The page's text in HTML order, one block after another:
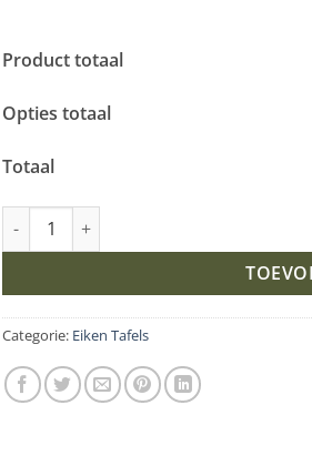
Product totaal
Opties totaal
Totaal
Eiken recht/rond tafel Twist-Onderstel
Categorie: Eiken Tafels